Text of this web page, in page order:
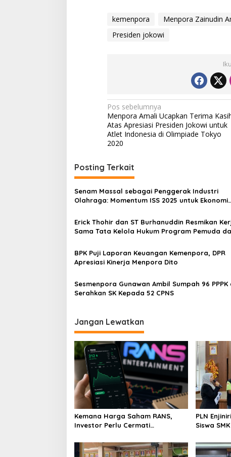
kemenpora Menpora Zainudin
Presiden jokowi
Navigasi
pos
Pos sebelumnya
Menpora Amali Ucapkan Terima
Atas Apresiasi Presiden Jokowi untuk
Atlet Indonesia di Olimpiade Tokyo
2020
Posting Terkait
Senam Massal sebagai Penggerak Industri
Olahraga: Momentum ISS 2025 untuk Ekonomi
Erick Thohir dan ST Burhanuddin Resmikan
Sama Tata Kelola Hukum Program Pemuda
BPK Puji Laporan Keuangan Kemenpora, DPR
Apresiasi Kinerja Menpora Dito
Sesmenpora Gunawan Ambil Sumpah 96 PPPK dan
Serahkan SK Kepada 52 CPNS
Jangan Lewatkan
Kemana Harga Saham RANS,
Investor Perlu Cermati
Spekulasi Berlebihan
PLN
Siswa SMK tentang Tantangan